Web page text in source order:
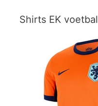
Shirts EK voetbal